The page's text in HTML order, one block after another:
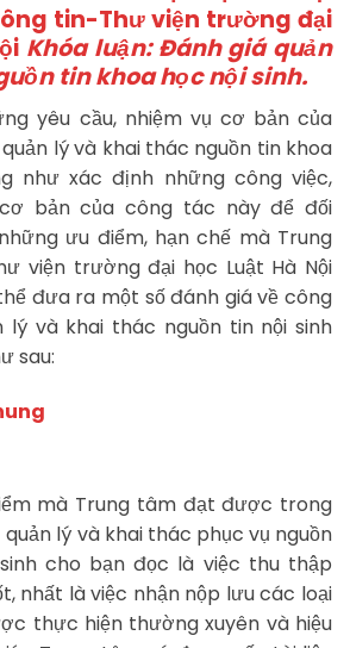
tin-Thư viện trường đại
Khóa luận: Đánh giá quản
tin khoa học nội sinh.
yêu cầu, nhiệm vụ cơ bản của
lý và khai thác nguồn tin khoa
như xác định những công việc,
bản của công tác này để đối
ưu điểm, hạn chế mà Trung
viện trường đại học Luật Hà Nội
đưa ra một số đánh giá về công
và khai thác nguồn tin nội sinh
sau:
mà Trung tâm đạt được trong
lý và khai thác phục vụ nguồn
cho bạn đọc là việc thu thập
nhất là việc nhận nộp lưu các loại
thực hiện thường xuyên và hiệu